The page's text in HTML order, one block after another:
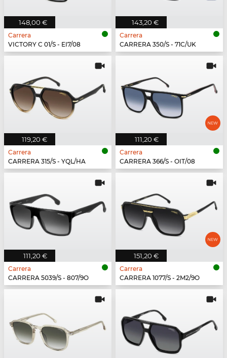
148,00 €
Carrera
VICTORY C 01/S - EI7/08
143,20 €
Carrera
CARRERA 350/S - 71C/UK
119,20 €
Carrera
CARRERA 315/S - YQL/HA
111,20 €
Carrera
CARRERA 366/S - OIT/08
111,20 €
Carrera
CARRERA 5039/S - 807/9O
151,20 €
Carrera
CARRERA 1077/S - 2M2/9O